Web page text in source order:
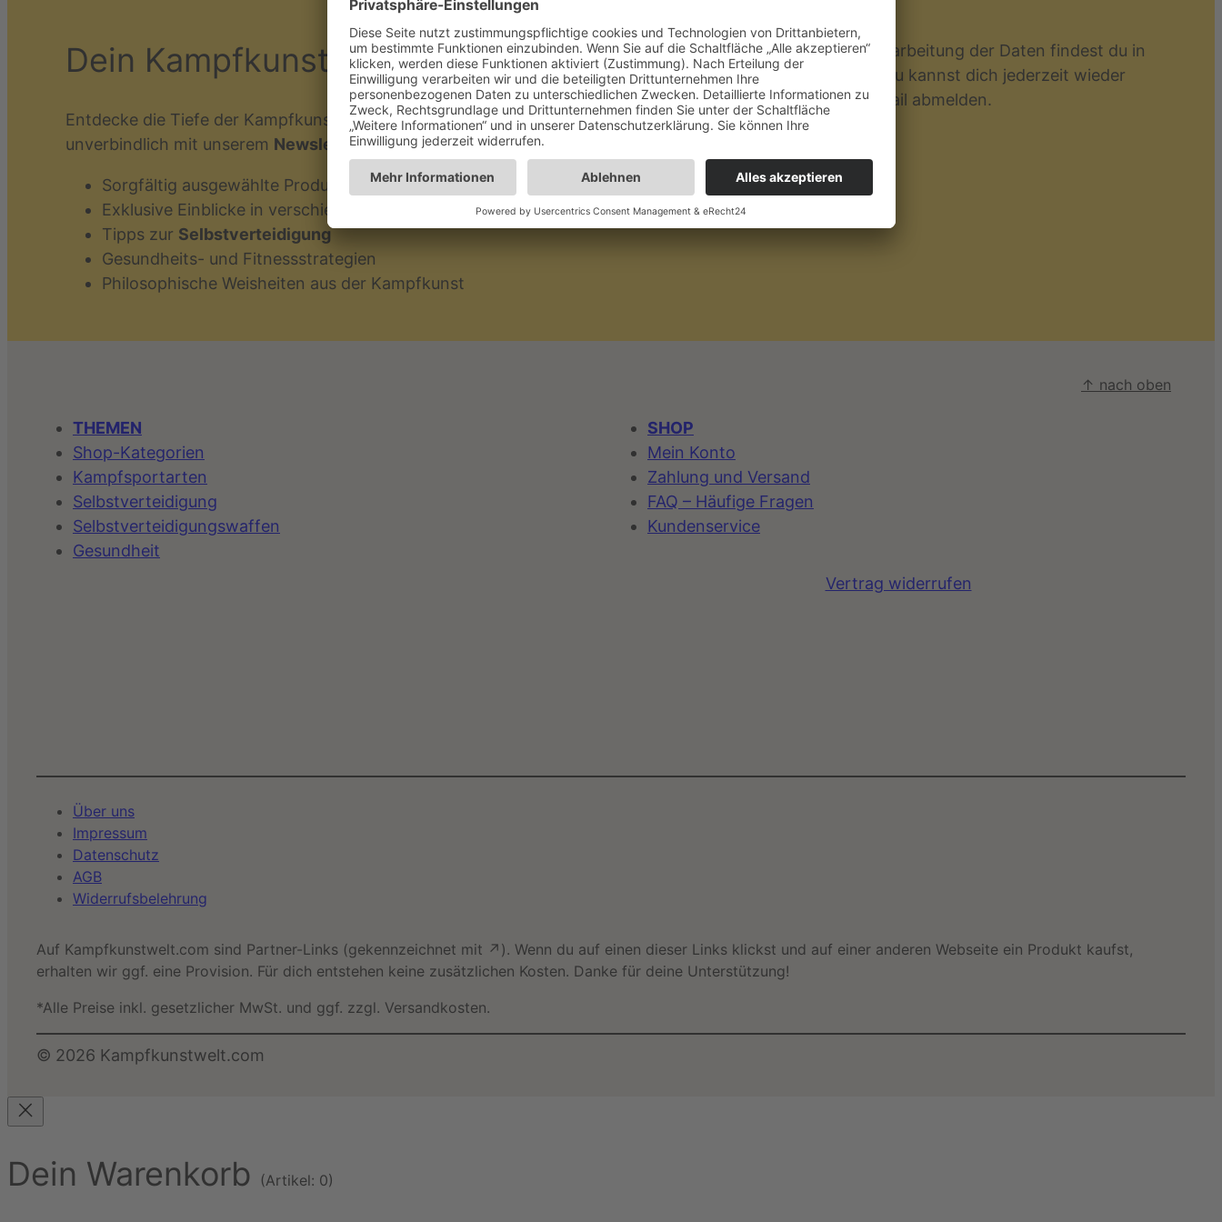
Dein Kampfkunst-Kompass
Entdecke die Tiefe der Kampfkunstwelt – kostenlos und
unverbindlich mit unserem Newsletter:
Sorgfältig ausgewählte Produkte und Ausrüstung
Exklusive Einblicke in verschiedene Kampfsportarten
Tipps zur Selbstverteidigung
Gesundheits- und Fitnessstrategien
Philosophische Weisheiten aus der Kampfkunst
sibwp_form id=1
Mehr Informationen über die Verarbeitung der Daten findest du in
unsererDatenschutzerklärung
. Du kannst dich jederzeit wieder
über den Abmeldelink in der E-Mail abmelden.
↑ nach oben
THEMEN
Shop-Kategorien
Kampfsportarten
Selbstverteidigung
Selbstverteidigungswaffen
Gesundheit
SHOP
Mein Konto
Zahlung und Versand
FAQ – Häufige Fragen
Kundenservice
Vertrag widerrufen
Über uns
Impressum
Datenschutz
AGB
Widerrufsbelehrung
Auf Kampfkunstwelt.com sind Partner-Links (gekennzeichnet mit ↗). Wenn du auf einen dieser Links klickst und auf einer anderen Webseite ein Produkt kaufst,
erhalten wir ggf. eine Provision. Für dich entstehen keine zusätzlichen Kosten. Danke für deine Unterstützung!
*Alle Preise inkl. gesetzlicher MwSt. und ggf. zzgl. Versandkosten.
© 2026 Kampfkunstwelt.com
Dein Warenkorb (Artikel: 0)